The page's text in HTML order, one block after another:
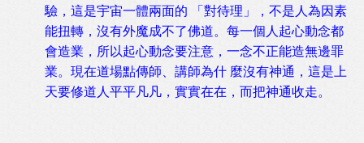
驗，這是宇宙一體兩面的 「對待理」，不是人為因素
能扭轉，沒有外魔成不了佛道。每一個人起心動念都
會造業，所以起心動念要注意，一念不正能造無邊罪
業。現在道場點傳師、講師為什 麼沒有神通，這是上
天要修道人平平凡凡，實實在在，而把神通收走。